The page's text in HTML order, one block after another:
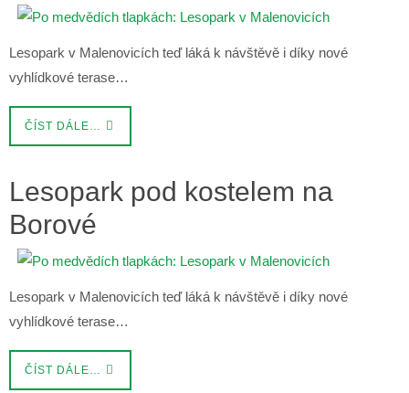
Lesopark v Malenovicích teď láká k návštěvě i díky nové
vyhlídkové terase…
ČÍST DÁLE…
Lesopark pod kostelem na
Borové
Lesopark v Malenovicích teď láká k návštěvě i díky nové
vyhlídkové terase…
ČÍST DÁLE…